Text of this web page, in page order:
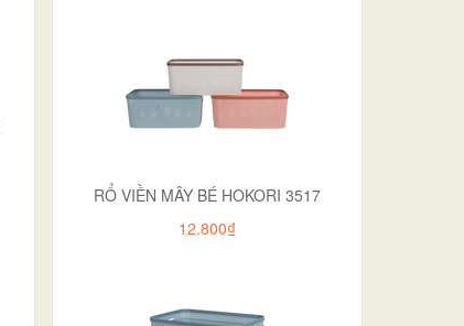
RỔ VIỀN MÂY BÉ HOKORI 3517
12.800₫